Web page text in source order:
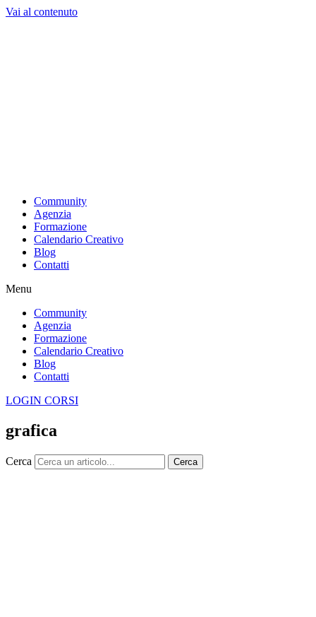
Vai al contenuto
Community
Agenzia
Formazione
Calendario Creativo
Blog
Contatti
Menu
Community
Agenzia
Formazione
Calendario Creativo
Blog
Contatti
LOGIN CORSI
grafica
Cerca Cerca